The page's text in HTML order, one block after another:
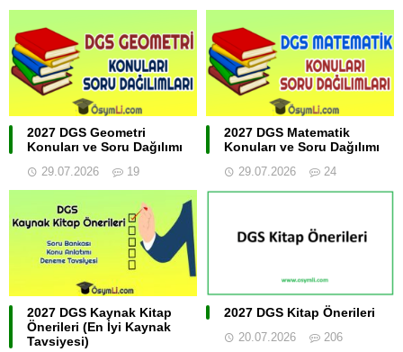
2027 DGS Geometri
Konuları ve Soru Dağılımı
29.07.2026 19
2027 DGS Matematik
Konuları ve Soru Dağılımı
29.07.2026 24
2027 DGS Kaynak Kitap
Önerileri (En İyi Kaynak
Tavsiyesi)
2027 DGS Kitap Önerileri
20.07.2026 206